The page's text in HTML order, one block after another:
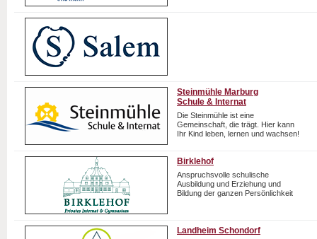
Steinmühle Marburg
Schule & Internat
Die Steinmühle ist eine
Gemeinschaft, die trägt. Hier kann
Ihr Kind leben, lernen und wachsen!
Birklehof
Anspruchsvolle schulische
Ausbildung und Erziehung und
Bildung der ganzen Persönlichkeit
Landheim Schondorf